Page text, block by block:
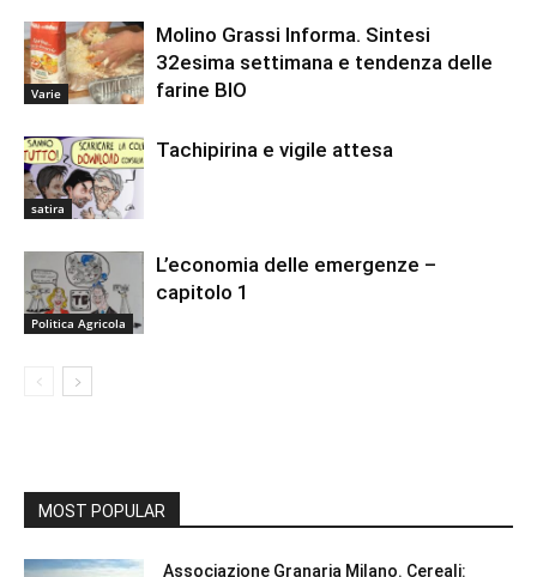
Varie
Molino Grassi Informa. Sintesi
32esima settimana e tendenza delle
farine BIO
satira
Tachipirina e vigile attesa
Politica Agricola
L’economia delle emergenze –
capitolo 1
MOST POPULAR
Associazione Granaria Milano. Cereali: